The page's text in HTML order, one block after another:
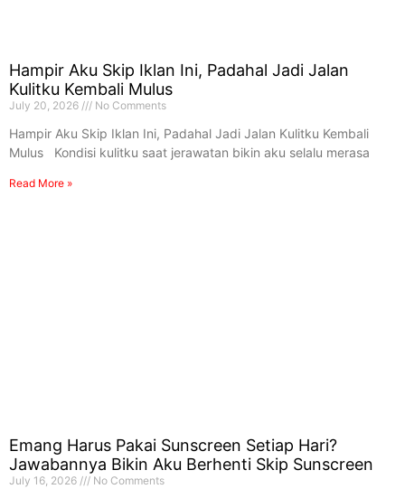
Hampir Aku Skip Iklan Ini, Padahal Jadi Jalan
Kulitku Kembali Mulus
July 20, 2026 No Comments
Hampir Aku Skip Iklan Ini, Padahal Jadi Jalan Kulitku Kembali
Mulus Kondisi kulitku saat jerawatan bikin aku selalu merasa
Read More »
Emang Harus Pakai Sunscreen Setiap Hari?
Jawabannya Bikin Aku Berhenti Skip Sunscreen
July 16, 2026 No Comments